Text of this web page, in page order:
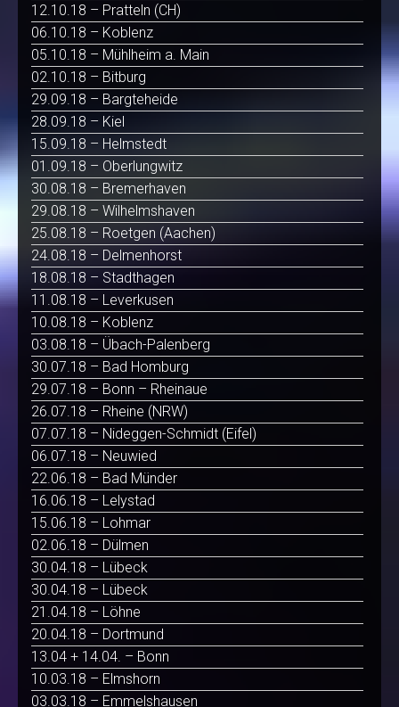
12.10.18 – Pratteln (CH)
06.10.18 – Koblenz
05.10.18 – Mühlheim a. Main
02.10.18 – Bitburg
29.09.18 – Bargteheide
28.09.18 – Kiel
15.09.18 – Helmstedt
01.09.18 – Oberlungwitz
30.08.18 – Bremerhaven
29.08.18 – Wilhelmshaven
25.08.18 – Roetgen (Aachen)
24.08.18 – Delmenhorst
18.08.18 – Stadthagen
11.08.18 – Leverkusen
10.08.18 – Koblenz
03.08.18 – Übach-Palenberg
30.07.18 – Bad Homburg
29.07.18 – Bonn – Rheinaue
26.07.18 – Rheine (NRW)
07.07.18 – Nideggen-Schmidt (Eifel)
06.07.18 – Neuwied
22.06.18 – Bad Münder
16.06.18 – Lelystad
15.06.18 – Lohmar
02.06.18 – Dülmen
30.04.18 – Lübeck
30.04.18 – Lübeck
21.04.18 – Löhne
20.04.18 – Dortmund
13.04 + 14.04. – Bonn
10.03.18 – Elmshorn
03.03.18 – Emmelshausen